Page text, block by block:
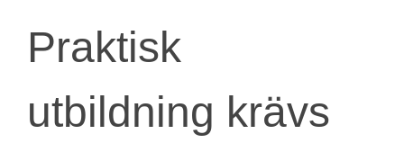
Praktisk
utbildning krävs